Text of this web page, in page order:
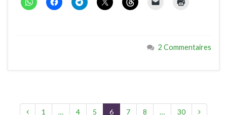
2 Commentaires
1 … 4 5 6 7 8 … 30